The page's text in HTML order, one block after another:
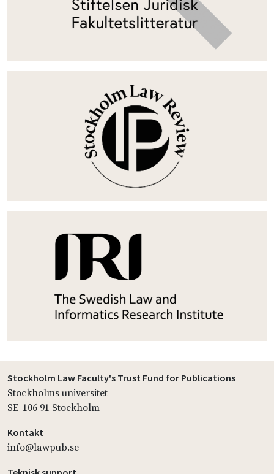
Stockholm Law Faculty's Trust Fund for Publications
Stockholms universitet
SE-106 91 Stockholm
Kontakt
info@lawpub.se